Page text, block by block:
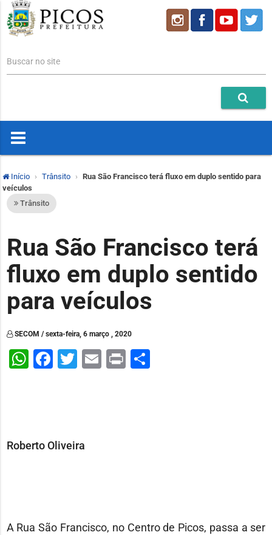
Buscar no site
Início Trânsito
Rua São Francisco terá fluxo em duplo sentido para
veículos
Trânsito
Rua São Francisco terá
fluxo em duplo sentido
para veículos
SECOM / sexta-feira, 6 março , 2020
WhatsApp
Facebook
Twitter
Email
PrintShare
Roberto Oliveira
A Rua São Francisco, no Centro de Picos, passa a ser